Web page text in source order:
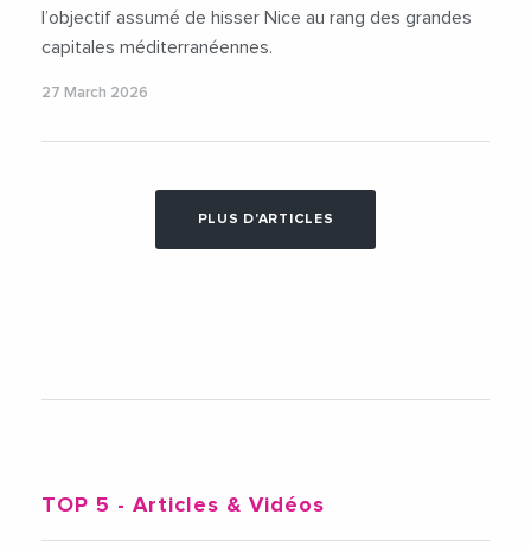
l’objectif assumé de hisser Nice au rang des grandes
capitales méditerranéennes.
27 March 2026
PLUS D'ARTICLES
TOP 5 - Articles & Vidéos